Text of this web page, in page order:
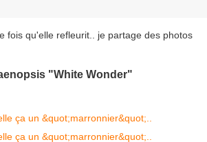
fois qu'elle refleurit.. je partage des photos
"White Wonder"